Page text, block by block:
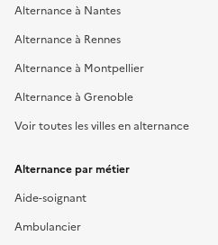
Alternance à Nantes
Alternance à Rennes
Alternance à Montpellier
Alternance à Grenoble
Voir toutes les villes en alternance
Alternance par métier
Aide-soignant
Ambulancier